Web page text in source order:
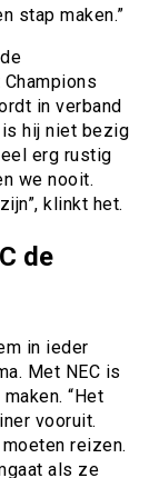
stap maken.”
in verband
hij niet bezig
erg rustig
we nooit.
klinkt het.
de
in ieder
Met NEC is
“Het
vooruit.
reizen.
als ze